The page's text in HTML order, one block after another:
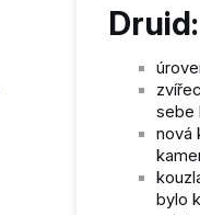
Druid:
sebe
nová
bylo